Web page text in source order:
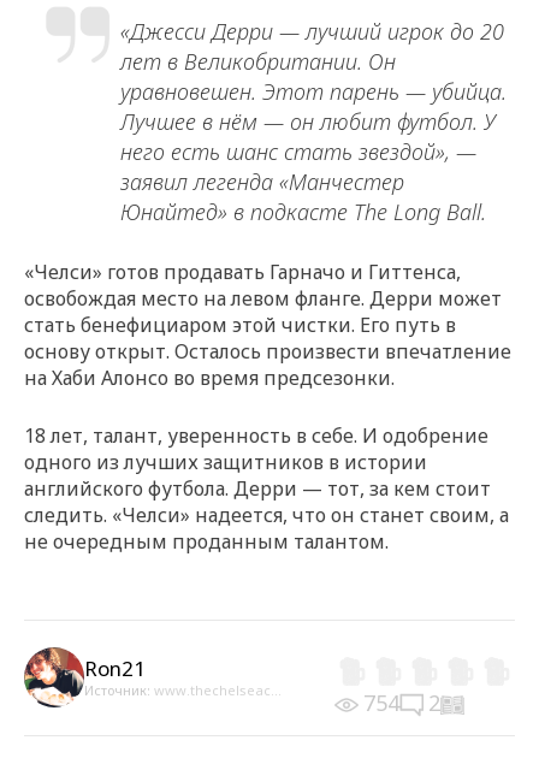
«Джесси Дерри — лучший игрок до 20
лет в Великобритании. Он
уравновешен. Этот парень — убийца.
Лучшее в нём — он любит футбол. У
него есть шанс стать звездой», —
заявил легенда «Манчестер
Юнайтед» в подкасте The Long Ball.
«Челси» готов продавать Гарначо и Гиттенса,
освобождая место на левом фланге. Дерри может
стать бенефициаром этой чистки. Его путь в
основу открыт. Осталось произвести впечатление
на Хаби Алонсо во время предсезонки.
18 лет, талант, уверенность в себе. И одобрение
одного из лучших защитников в истории
английского футбола. Дерри — тот, за кем стоит
следить. «Челси» надеется, что он станет своим, а
не очередным проданным талантом.
Ron21
Источник: www.thechelseac... 754 2